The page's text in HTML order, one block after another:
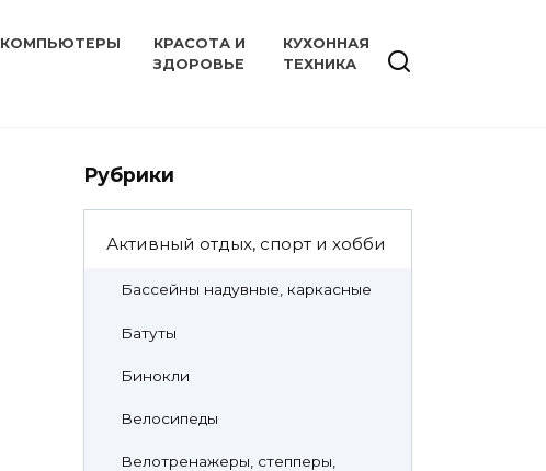
КОМПЬЮТЕРЫ
КРАСОТА И
ЗДОРОВЬЕ
КУХОННАЯ
ТЕХНИКА
Рубрики
Активный отдых, спорт и хобби
Бассейны надувные, каркасные
Батуты
Бинокли
Велосипеды
Велотренажеры, степперы,